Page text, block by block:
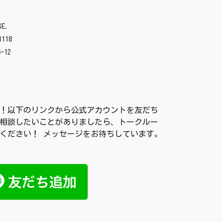
12
以下のリンクから公式アカウントを友だち
談したいことがありましたら、トークルー
ださい！ メッセージをお待ちしています。